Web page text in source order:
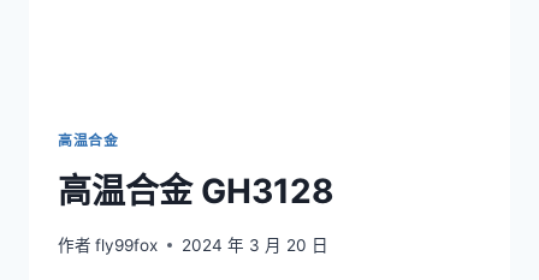
高温合金
高温合金 GH3128
作者 fly99fox 2024 年 3 月 20 日